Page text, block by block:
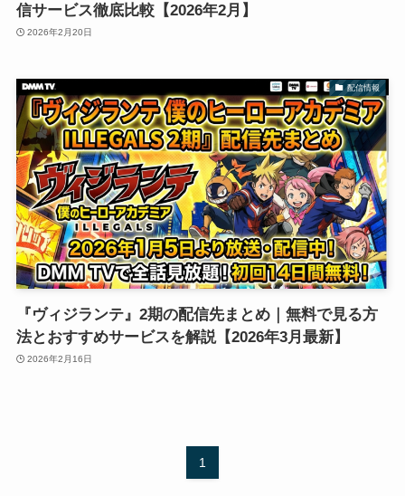
信サービス徹底比較【2026年2月】
2026年2月20日
配信情報
『ヴィジランテ』2期の配信先まとめ｜無料で見る方
法とおすすめサービスを解説【2026年3月最新】
2026年2月16日
1